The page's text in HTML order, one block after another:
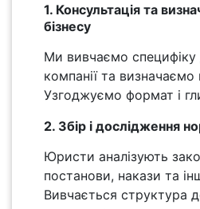
1. Консультація та
бізнесу
Ми вивчаємо специфіку
компанії та
Узгоджуємо формат і
2. Збір і дослідження
Юристи аналізують
постанови, накази та
Вивчається структура